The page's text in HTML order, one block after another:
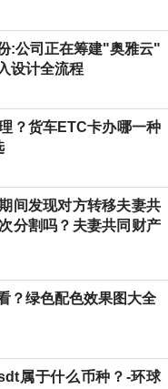
:公司正在筹建"奥雅云"
设计全流程
？货车ETC卡办哪一种
间发现对方转移夫妻共
分割吗？夫妻共同财产
？绿色配色效果图大全
属于什么币种？-环球